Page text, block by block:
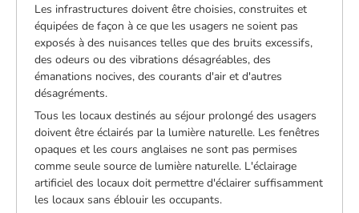
Les infrastructures doivent être choisies, construites et
équipées de façon à ce que les usagers ne soient pas
exposés à des nuisances telles que des bruits excessifs,
des odeurs ou des vibrations désagréables, des
émanations nocives, des courants d'air et d'autres
désagréments.
Tous les locaux destinés au séjour prolongé des usagers
doivent être éclairés par la lumière naturelle. Les fenêtres
opaques et les cours anglaises ne sont pas permises
comme seule source de lumière naturelle. L'éclairage
artificiel des locaux doit permettre d'éclairer suffisamment
les locaux sans éblouir les occupants.